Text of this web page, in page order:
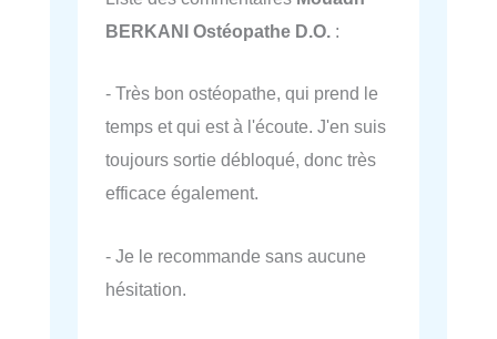
BERKANI Ostéopathe D.O. :
- Très bon ostéopathe, qui prend le
temps et qui est à l'écoute. J'en suis
toujours sortie débloqué, donc très
efficace également.
- Je le recommande sans aucune
hésitation.